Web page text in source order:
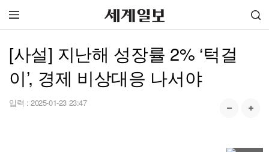
[사설] 지난해 성장률 2% ‘턱걸
이’, 경제 비상대응 나서야
입력 : 2025-01-23 23:47